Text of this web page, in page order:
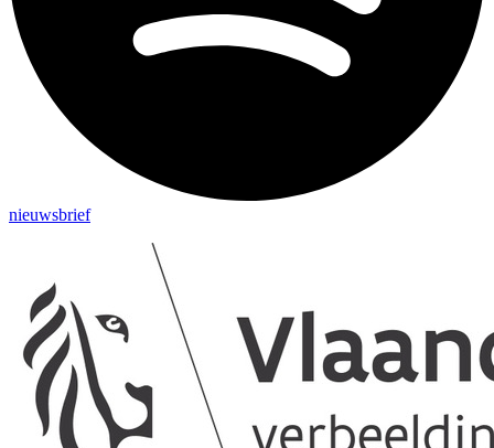
nieuwsbrief